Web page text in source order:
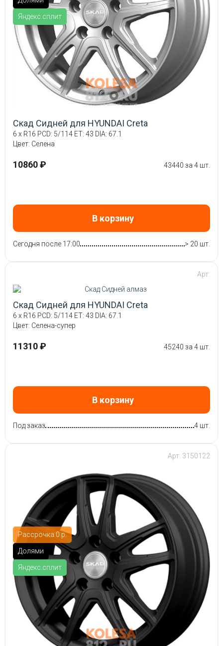
Яндекс.сплит
Скад Сидней для HYUNDAI Creta
6 x R16 PCD: 5/114 ET: 43 DIA: 67.1
Цвет: Селена
10860 ₽ 43440 за 4 шт.
В корзину
Сегодня после 17:00 > 20 шт.
Арт:
Скад Сидней для HYUNDAI Creta
6 x R16 PCD: 5/114 ET: 43 DIA: 67.1
Цвет: Селена-супер
11310 ₽ 45240 за 4 шт.
В корзину
Под заказ 4 шт.
Рассрочка 0 р.
Долями
Яндекс.сплит
Арт: 3150122